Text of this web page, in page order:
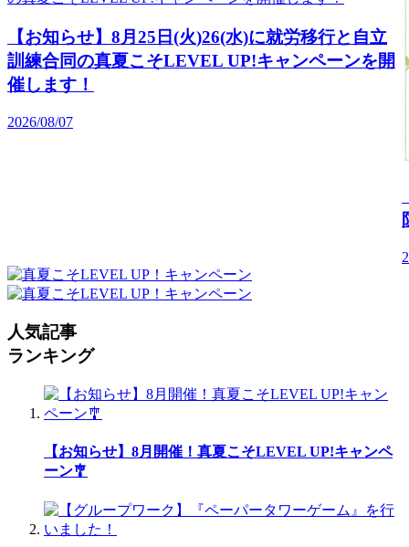
【お知らせ】8月25日(火)26(水)に就労移行と自立
訓練合同の真夏こそLEVEL UP!キャンペーンを開
催します！
2026/08/07
人気記事
ランキング
【お知らせ】8月開催！真夏こそLEVEL UP!キャンペ
ーン🎐